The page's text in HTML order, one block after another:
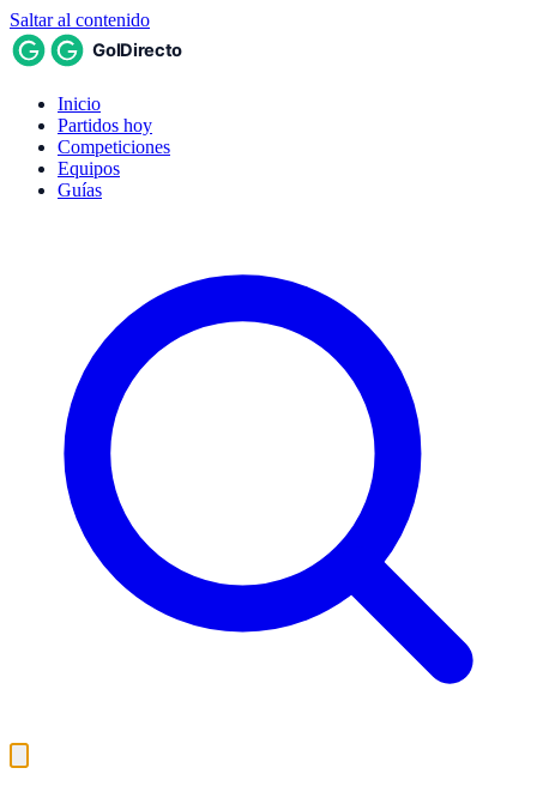
Saltar al contenido
Inicio
Partidos hoy
Competiciones
Equipos
Guías